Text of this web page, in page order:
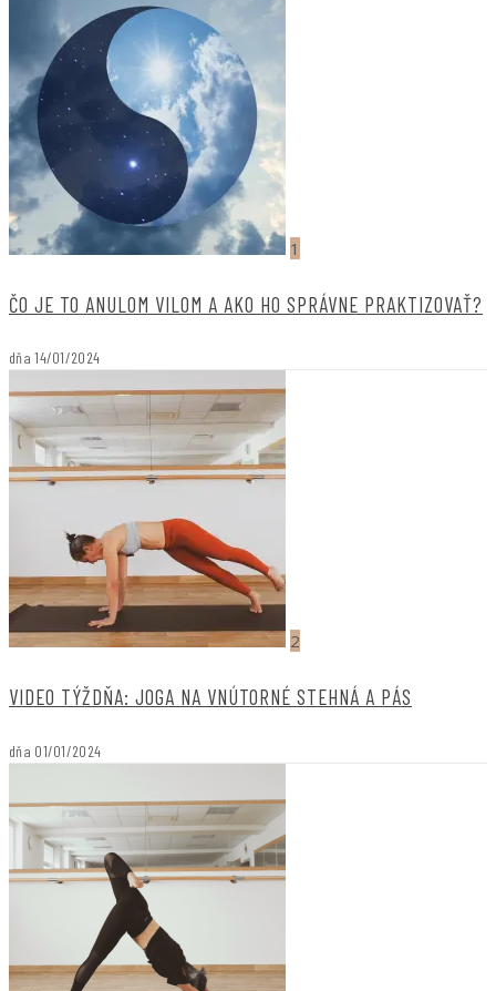
1
ČO JE TO ANULOM VILOM A AKO HO SPRÁVNE PRAKTIZOVAŤ?
dňa 14/01/2024
2
VIDEO TÝŽDŇA: JOGA NA VNÚTORNÉ STEHNÁ A PÁS
dňa 01/01/2024